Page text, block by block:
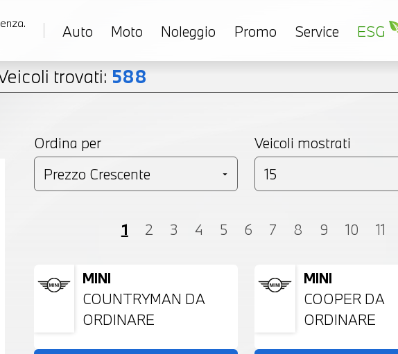
Auto Moto Noleggio Promo Service ESG
trovati: 588
Coupé SUV
Ordina per Veicoli mostrati
1 2 3 4 5 6 7 8 9 10 11
MINI
COUNTRYMAN DA
ORDINARE
MINI
COOPER DA
ORDINARE